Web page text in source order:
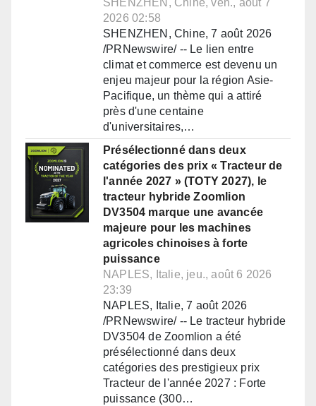
SHENZHEN, Chine, ven., août 7
2026 02:58
SHENZHEN, Chine, 7 août 2026
/PRNewswire/ -- Le lien entre
climat et commerce est devenu un
enjeu majeur pour la région Asie-
Pacifique, un thème qui a attiré
près d'une centaine
d'universitaires,…
Présélectionné dans deux
catégories des prix « Tracteur de
l'année 2027 » (TOTY 2027), le
tracteur hybride Zoomlion
DV3504 marque une avancée
majeure pour les machines
agricoles chinoises à forte
puissance
NAPLES, Italie, jeu., août 6 2026
23:39
NAPLES, Italie, 7 août 2026
/PRNewswire/ -- Le tracteur hybride
DV3504 de Zoomlion a été
présélectionné dans deux
catégories des prestigieux prix
Tracteur de l'année 2027 : Forte
puissance (300…